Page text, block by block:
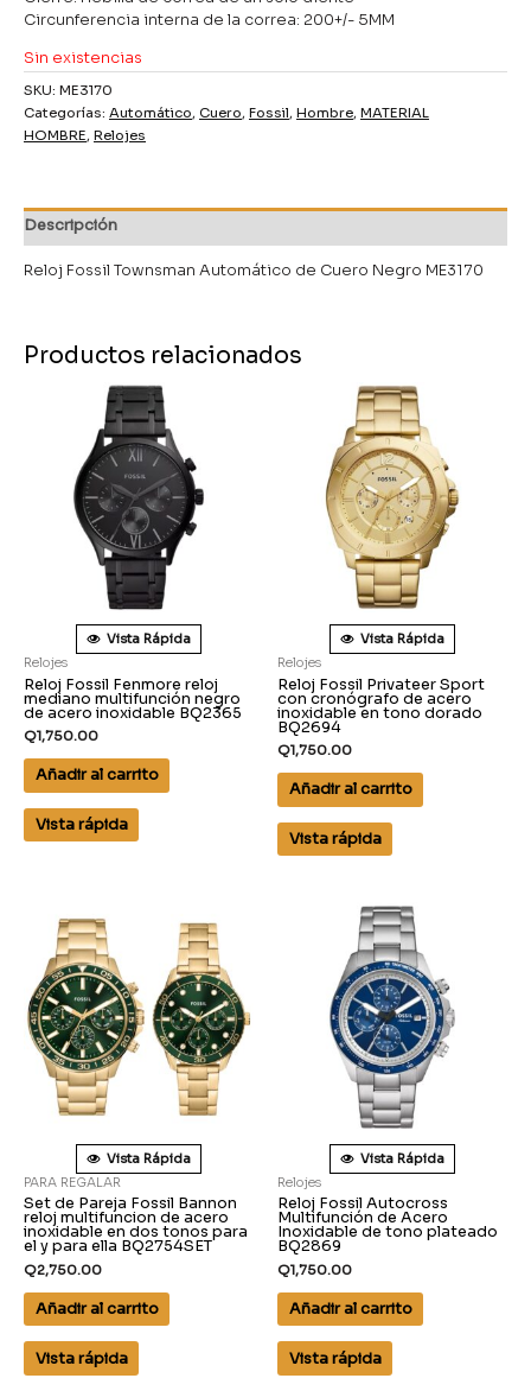
Circunferencia interna de la correa: 200+/- 5MM
Sin existencias
SKU: ME3170
Categorías: Automático, Cuero, Fossil, Hombre, MATERIAL
HOMBRE, Relojes
Descripción
Reloj Fossil Townsman Automático de Cuero Negro ME3170
Productos relacionados
Vista Rápida
Relojes
Reloj Fossil Fenmore reloj
mediano multifunción negro
de acero inoxidable BQ2365
Q1,750.00
Añadir al carrito
Vista rápida
Vista Rápida
Relojes
Reloj Fossil Privateer Sport
con cronógrafo de acero
inoxidable en tono dorado
BQ2694
Q1,750.00
Añadir al carrito
Vista rápida
Vista Rápida
PARA REGALAR
Set de Pareja Fossil Bannon
reloj multifuncion de acero
inoxidable en dos tonos para
el y para ella BQ2754SET
Q2,750.00
Añadir al carrito
Vista rápida
Vista Rápida
Relojes
Reloj Fossil Autocross
Multifunción de Acero
Inoxidable de tono plateado
BQ2869
Q1,750.00
Añadir al carrito
Vista rápida